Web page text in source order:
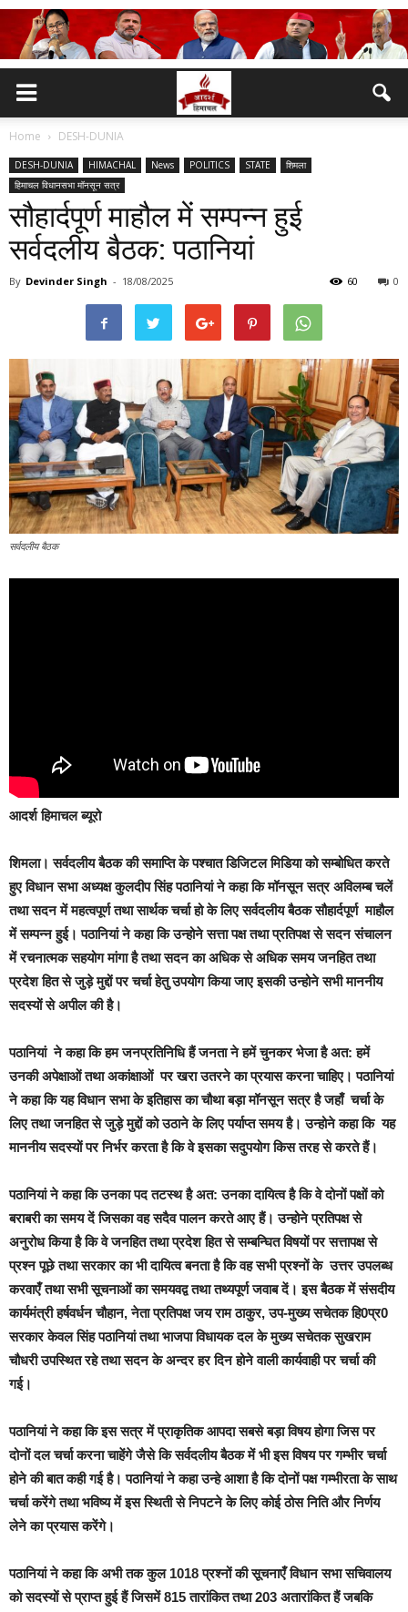
Home DESH-DUNIA
DESH-DUNIA HIMACHAL News POLITICS STATE
शिमला
हिमाचल विधानसभा मॉनसून सत्र
सौहार्दपूर्ण माहौल में सम्पन्न हुई
सर्वदलीय बैठक: पठानियां
By Devinder Singh - 18/08/2025 0
60
सर्वदलीय बैठक
आदर्श हिमाचल ब्यूरो
शिमला। सर्वदलीय बैठक की समाप्ति के पश्चात डिजिटल मिडिया को सम्बोधित करते
हुए विधान सभा अध्यक्ष कुलदीप सिंह पठानियां ने कहा कि मॉनसून सत्र अविलम्ब चलें
तथा सदन में महत्वपूर्ण तथा सार्थक चर्चा हो के लिए सर्वदलीय बैठक सौहार्दपूर्ण माहौल
में सम्पन्न हुई। पठानियां ने कहा कि उन्होने सत्ता पक्ष तथा प्रतिपक्ष से सदन संचालन
में रचनात्मक सहयोग मांगा है तथा सदन का अधिक से अधिक समय जनहित तथा
प्रदेश हित से जुड़े मुद्दों पर चर्चा हेतु उपयोग किया जाए इसकी उन्होने सभी माननीय
सदस्यों से अपील की है।
पठानियां ने कहा कि हम जनप्रतिनिधि हैं जनता ने हमें चुनकर भेजा है अत: हमें
उनकी अपेक्षाओं तथा अकांक्षाओं पर खरा उतरने का प्रयास करना चाहिए। पठानियां
ने कहा कि यह विधान सभा के इतिहास का चौथा बड़ा मॉनसून सत्र है जहाँ चर्चा के
लिए तथा जनहित से जुड़े मुद्दों को उठाने के लिए पर्याप्त समय है। उन्होने कहा कि यह
माननीय सदस्यों पर निर्भर करता है कि वे इसका सदुपयोग किस तरह से करते हैं।
पठानियां ने कहा कि उनका पद तटस्थ है अत: उनका दायित्व है कि वे दोनों पक्षों को
बराबरी का समय दें जिसका वह सदैव पालन करते आए हैं। उन्होने प्रतिपक्ष से
अनुरोध किया है कि वे जनहित तथा प्रदेश हित से सम्बन्घित विषयों पर सत्तापक्ष से
प्रश्न पूछे तथा सरकार का भी दायित्व बनता है कि वह सभी प्रश्नों के उत्तर उपलब्ध
करवाएँ तथा सभी सूचनाओं का समयवद्व तथा तथ्यपूर्ण जवाब दें। इस बैठक में संसदीय
कार्यमंत्री हर्षवर्धन चौहान, नेता प्रतिपक्ष जय राम ठाकुर, उप-मुख्य सचेतक हि0प्र0
सरकार केवल सिंह पठानियां तथा भाजपा विधायक दल के मुख्य सचेतक सुखराम
चौधरी उपस्थित रहे तथा सदन के अन्दर हर दिन होने वाली कार्यवाही पर चर्चा की
गई।
पठानियां ने कहा कि इस सत्र में प्राकृतिक आपदा सबसे बड़ा विषय होगा जिस पर
दोनों दल चर्चा करना चाहेंगे जैसे कि सर्वदलीय बैठक में भी इस विषय पर गम्भीर चर्चा
होने की बात कही गई है। पठानियां ने कहा उन्हे आशा है कि दोनों पक्ष गम्भीरता के साथ
चर्चा करेंगे तथा भविष्य में इस स्थिती से निपटने के लिए कोई ठोस निति और निर्णय
लेने का प्रयास करेंगे।
पठानियां ने कहा कि अभी तक कुल 1018 प्रश्नों की सूचनाएँ विधान सभा सचिवालय
को सदस्यों से प्राप्त हुई हैं जिसमें 815 तारांकित तथा 203 अतारांकित हैं जबकि